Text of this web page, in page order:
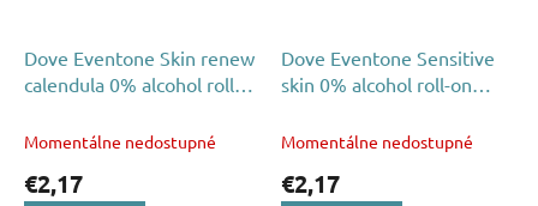
Dove Eventone Skin renew
calendula 0% alcohol roll-
Momentálne nedostupné
€2,17
Dove Eventone Sensitive
skin 0% alcohol roll-on
Momentálne nedostupné
€2,17